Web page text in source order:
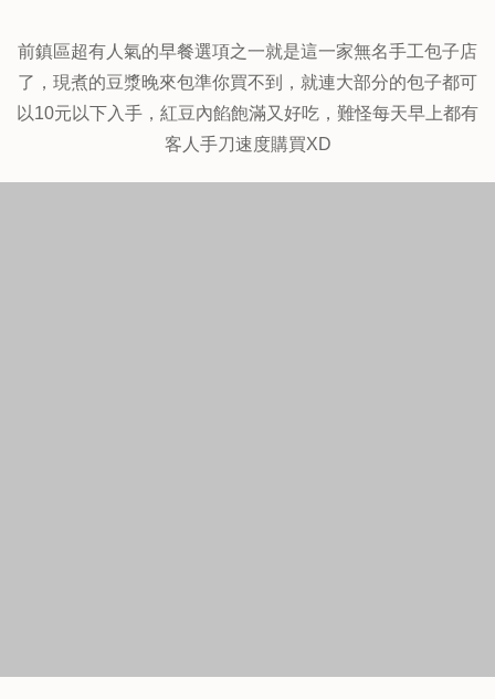
前鎮區超有人氣的早餐選項之一就是這一家無名手工包子店
了，現煮的豆漿晚來包準你買不到，就連大部分的包子都可
以10元以下入手，紅豆內餡飽滿又好吃，難怪每天早上都有
客人手刀速度購買XD